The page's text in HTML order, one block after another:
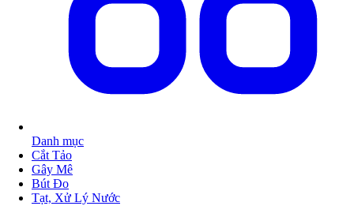
Danh mục
Cắt Tảo
Gây Mê
Bút Đo
Tạt, Xử Lý Nước